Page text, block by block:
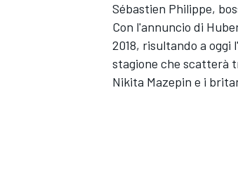
Sébastien Philippe,
Con l'annuncio di
2018, risultando a
stagione che scatterà
Nikita Mazepin e i